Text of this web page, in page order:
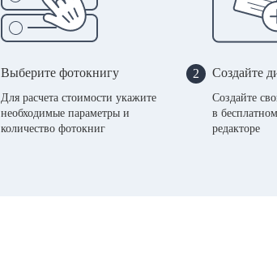
Выберите фотокнигу
Для расчета стоимости укажите
необходимые параметры и
количество фотокниг
2 Создайте
Создайте
в
редакторе